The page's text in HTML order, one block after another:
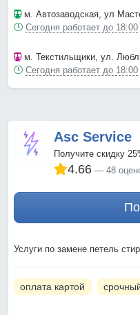
м. Автозаводская, ул
Сегодня работает до 18:00
м. Текстильщики, ул.
Сегодня работает до 18:00
Asc Service
Получите скидку
4.66 48
Услуги по замене петель
оплата картой